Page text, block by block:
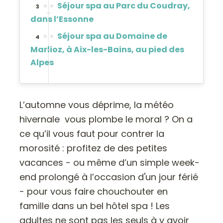
3
Séjour spa au Parc du Coudray,
dans l’Essonne
4
Séjour spa au Domaine de
Marlioz, à Aix-les-Bains, au pied des
Alpes
L’automne vous déprime, la météo
hivernale vous plombe le moral ? On a
ce qu’il vous faut pour contrer la
morosité : profitez de des petites
vacances - ou même d’un simple week-
end prolongé à l’occasion d'un jour férié
- pour vous faire chouchouter en
famille dans un bel hôtel spa ! Les
adultes ne sont pas les seuls à y avoir